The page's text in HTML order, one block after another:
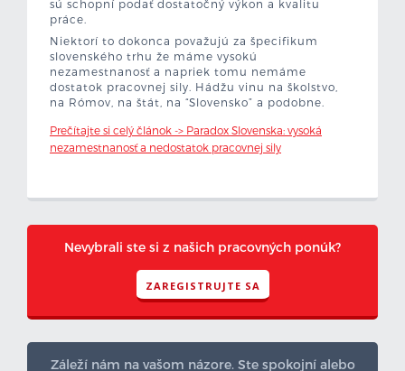
sú schopní podať dostatočný výkon a kvalitu
práce.
Niektorí to dokonca považujú za špecifikum
slovenského trhu že máme vysokú
nezamestnanosť a napriek tomu nemáme
dostatok pracovnej sily. Hádžu vinu na školstvo,
na Rómov, na štát, na “Slovensko” a podobne.
Prečítajte si celý článok -> Paradox Slovenska: vysoká
nezamestnanosť a nedostatok pracovnej sily
Nevybrali ste si z našich pracovných ponúk?
ZAREGISTRUJTE SA
Záleží nám na vašom názore. Ste spokojní alebo